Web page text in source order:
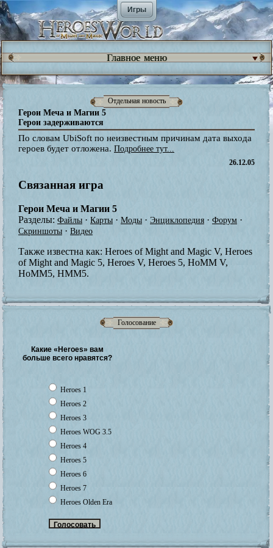
Игры
Голосование
Какие «Heroes» вам
больше всего нравятся?
Heroes 1
Heroes 2
Heroes 3
Heroes WOG 3.5
Heroes 4
Heroes 5
Heroes 6
Heroes 7
Heroes Olden Era
Главное меню
Отдельная новость
Герои Меча и Магии 5
Герои задерживаются
По словам UbiSoft по неизвестным причинам дата выхода
героев будет отложена. Подробнее тут...
26.12.05
Связанная игра
Герои Меча и Магии 5
Разделы: Файлы · Карты · Моды · Энциклопедия · Форум ·
Скриншоты · Видео
Также известна как: Heroes of Might and Magic V, Heroes
of Might and Magic 5, Heroes V, Heroes 5, HoMM V,
HoMM5, HMM5.